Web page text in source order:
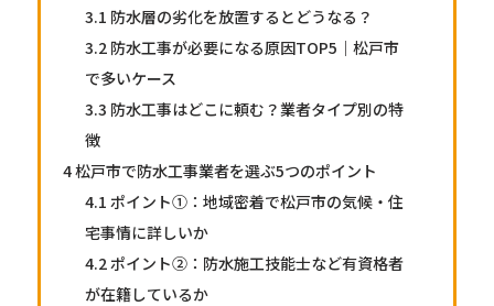
3.1 防水層の劣化を放置するとどうなる？
3.2 防水工事が必要になる原因TOP5｜松戸市
で多いケース
3.3 防水工事はどこに頼む？業者タイプ別の特
徴
4松戸市で防水工事業者を選ぶ5つのポイント
4.1 ポイント①：地域密着で松戸市の気候・住
宅事情に詳しいか
4.2ポイント②：防水施工技能士など有資格者
が在籍しているか